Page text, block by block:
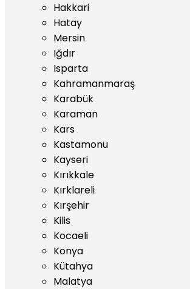
Hakkari
Hatay
Mersin
Iğdır
Isparta
Kahramanmaraş
Karabük
Karaman
Kars
Kastamonu
Kayseri
Kırıkkale
Kırklareli
Kırşehir
Kilis
Kocaeli
Konya
Kütahya
Malatya